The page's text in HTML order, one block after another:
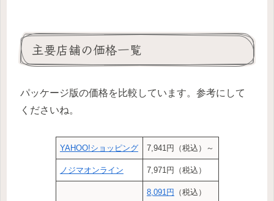
主要店舗の価格一覧
パッケージ版の価格を比較しています。参考にして
くださいね。
YAHOO!ショッピング 7,941円（税込）～
ノジマオンライン 7,971円（税込）
8,091円
（税込）